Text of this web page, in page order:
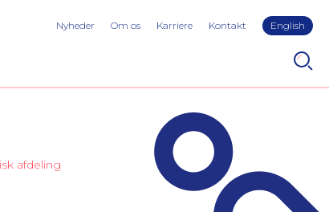
Nyheder Om os Karriere Kontakt English
afdeling